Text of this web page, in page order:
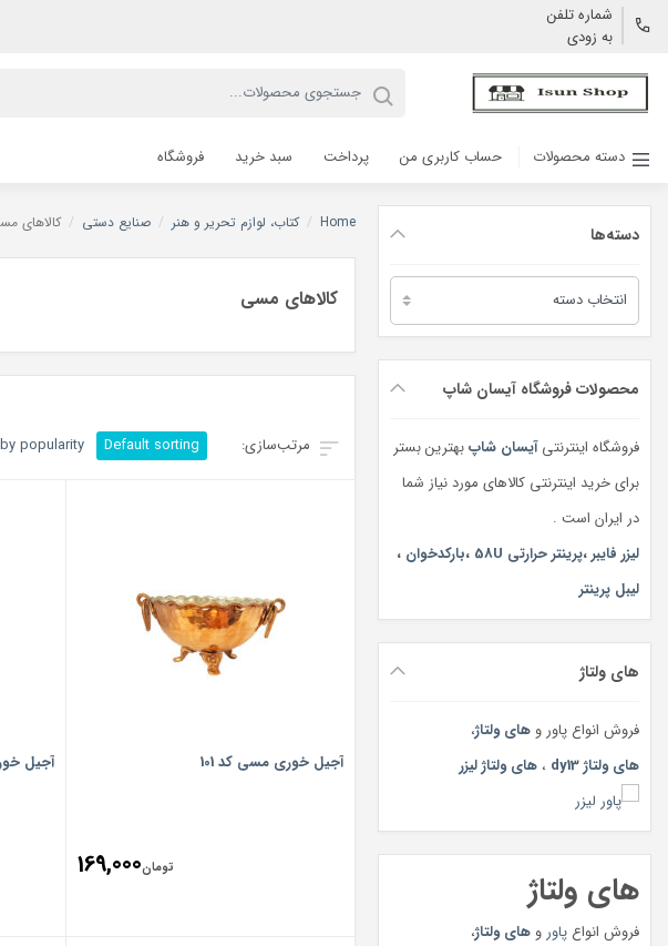
شماره تلفن
به زودی
دسته محصولات حساب کاربری من پرداخت سبد خرید فروشگاه
دسته‌ها
دسته‌ها
محصولات فروشگاه آیسان شاپ
فروشگاه اینترنتیآیسان شاپبهترین بستر
برای خرید اینترنتی کالاهای مورد نیاز شما
در ایران است .
لیزر فایبر،پرینتر حرارتی 58U ،بارکدخوان ،
لیبل پرینتر
های ولتاژ
فروش انواع پاور و های ولتاژ،
های ولتاژ dy13
، های ولتاژ لیزر
های ولتاژ
فروش انواع پاور و های ولتاژ،
Home
/ کتاب، لوازم تحریر و هنر / صنایع دستی / کالاهای
کالاهای مسی
Default sorting
popularity
آجیل خوری مسی کد 101
تومان169,000
آجیل خوری مسی